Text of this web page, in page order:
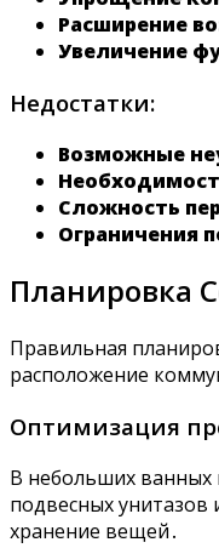
Расширение
Увеличение
Недостатки:
Возможные
Сложность
Ограничения
Планировка
Правильная
расположение
Оптимизация
В небольших ванных
подвесных
хранение вещей․